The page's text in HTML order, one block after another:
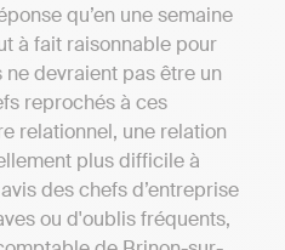
qu’en une semaine
à fait raisonnable pour
devraient pas être un
reprochés à ces
relationnel, une relation
plus difficile à
des chefs d’entreprise
ou d'oublis fréquents,